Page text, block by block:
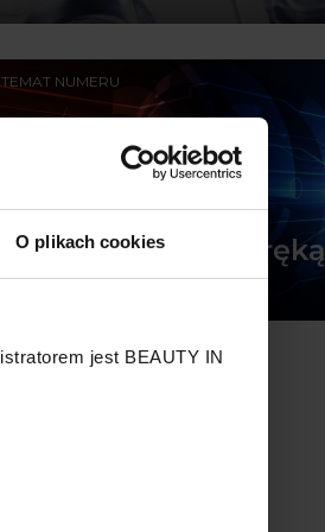
O plikach cookies
jest BEAUTY IN
TEMAT NUMERU
Prawa fizyki pod ręką